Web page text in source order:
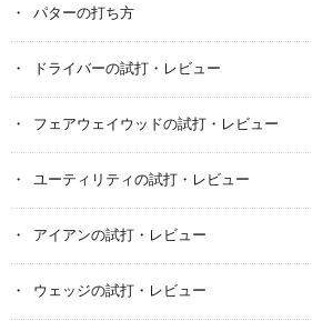
パターの打ち方
ドライバーの試打・レビュー
フェアウェイウッドの試打・レビュー
ユーティリティの試打・レビュー
アイアンの試打・レビュー
ウェッジの試打・レビュー